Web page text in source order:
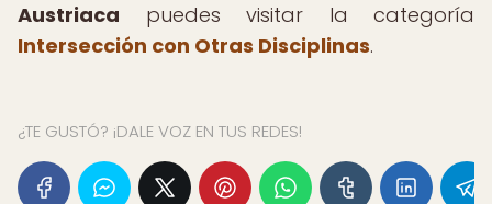
Austriaca puedes visitar la categoría
Intersección con Otras Disciplinas.
¿TE GUSTÓ? ¡DALE VOZ EN TUS REDES!